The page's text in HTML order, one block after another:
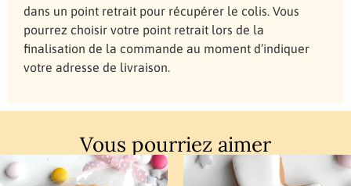
dans un point retrait pour récupérer le colis. Vous
pourrez choisir votre point retrait lors de la
finalisation de la commande au moment d’indiquer
votre adresse de livraison.
Vous pourriez aimer